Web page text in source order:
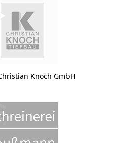
Knoch GmbH